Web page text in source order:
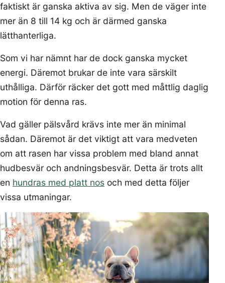
faktiskt är ganska aktiva av sig. Men de väger inte
mer än 8 till 14 kg och är därmed ganska
lätthanterliga.
Som vi har nämnt har de dock ganska mycket
energi. Däremot brukar de inte vara särskilt
uthålliga. Därför räcker det gott med måttlig daglig
motion för denna ras.
Vad gäller pälsvård krävs inte mer än minimal
sådan. Däremot är det viktigt att vara medveten
om att rasen har vissa problem med bland annat
hudbesvär och andningsbesvär. Detta är trots allt
en hundras med platt nos och med detta följer
vissa utmaningar.